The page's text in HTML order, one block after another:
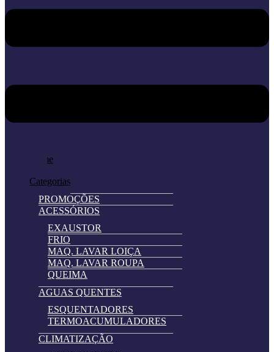
Home
Categorias
PROMOÇÕES
ACESSÓRIOS
EXAUSTOR
FRIO
MAQ. LAVAR LOIÇA
MAQ. LAVAR ROUPA
QUEIMA
AGUAS QUENTES
ESQUENTADORES
TERMOACUMULADORES
CLIMATIZAÇÃO